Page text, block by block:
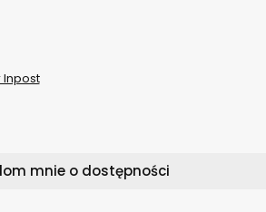
Inpost
mnie o dostępności